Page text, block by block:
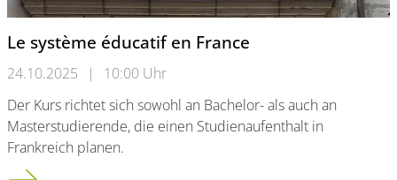
Le système éducatif en France
24.10.2025 |
10:00 Uhr
Der Kurs richtet sich sowohl an Bachelor- als auch an
Masterstudierende, die einen Studienaufenthalt in
Frankreich planen.
Le système éducatif en France